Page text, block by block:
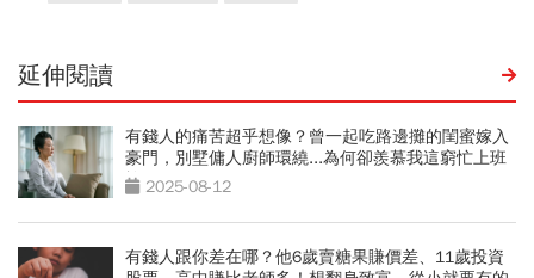
延伸閱讀
有錢人的痛苦超乎想像？曾一起吃路邊攤的閨蜜嫁入
豪門，別墅傭人廚師環繞...為何卻羨慕我這窮忙上班
族？2025-08-12
有錢人跟你差在哪？他6歲賣糖果賺價差、11歲投資